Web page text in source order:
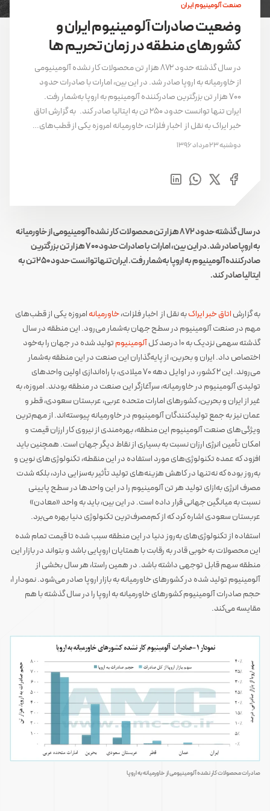
صنعت آلومینیوم ایران
وضعیت صادرات آلومینیوم ایران و
کشورهای منطقه در زمان تحریم ها
در سال گذشته حدود ۸۷۲ هزار تن محصولات کار نشده آلومینیومی
از خاورمیانه به اروپا صادر شد. در این بین، امارات با صادرات حدود
۷۰۰ هزار تن بزرگترین صادرکننده آلومینیوم به اروپا به‌شمار رفت.
ایران تنها توانست حدود ۲۵۰ تن به ایتالیا صادر کند. به گزارش اتاق
خبر ایراک به نقل از اخبار فلزات، خاورمیانه امروزه یکی از قطب‌های…
دوشنبه 23 مرداد 1396
در سال گذشته حدود ۸۷۲ هزار تن محصولات کار نشده آلومینیومی از خاورمیانه
به اروپا صادر شد. در این بین، امارات با صادرات حدود ۷۰۰ هزار تن بزرگترین
صادرکننده آلومینیوم به اروپا به‌شمار رفت. ایران تنها توانست حدود ۲۵۰ تن به
ایتالیا صادر کند.
به گزارشاتاق خبر ایراکبه نقل از اخبار فلزات،خاورمیانهامروزه یکی از قطب‌های
مهم در صنعت آلومینیوم در سطح جهان به‌شمار می‌رود. این منطقه در سال
گذشته سهمی نزدیک به ۱۰ درصد کل
آلومینیومتولید شده در جهان را به‌خود
اختصاص داد. ایران و بحرین، از پایه‌گذاران این صنعت در این منطقه به‌شمار
می‌روند. این ۲ کشور، در اوایل دهه ۷۰ میلادی، با راه‌اندازی اولین واحدهای
تولیدی آلومینیوم در خاورمیانه، سرآغازگر این صنعت در منطقه بودند. امروزه، به
غیر از ایران و بحرین، کشورهای امارات متحده عربی، عربستان سعودی، قطر و
عمان نیز به جمع تولیدکنندگان آلومینیوم در خاورمیانه پیوسته‌اند. از مهم‌ترین
ویژگی‌های صنعت آلومینیوم این منطقه، بهره‌مندی از نیروی کار ارزان قیمت و
امکان تأمین انرژی ارزان نسبت به بسیاری از نقاط دیگر جهان است. همچنین باید
افزود که عمده تکنولوژی‌های مورد استفاده در این منقطه، تکنولوژی‌های نوین و
به‌روز بوده که نه‌تنها در کاهش هزینه‌های تولید تأثیر به‌سزایی دارد، بلکه شدت
مصرف انرژی به‌ازای تولید هر تن آلومینیوم را در این واحدها در سطح پایینی
نسبت به میانگین جهانی قرار داده است. در این بین، باید به واحد «معادن»
عربستان سعودی اشاره کرد که از کم‌مصرف‌ترین تکنولوژی دنیا بهره می‌برد.
استفاده از تکنولوژی‌های به‌روز دنیا در این منطقه سبب شده تا قیمت تمام شده
این محصولات به خوبی قادر به رقابت با همتایان اروپایی باشد و بتواند در بازار این
منطقه سهم قابل توجهی داشته باشد. در همین راستا، هر سال بخشی از
آلومینیوم تولید شده در کشورهای خاورمیانه به بازار اروپا صادر می‌شود. نمودار ۱،
حجم صادرات آلومینیوم کشورهای خاورمیانه به اروپا را در سال گذشته با هم
مقایسه می‌کند.
صادرات محصولات کار نشده آلومینیومی از خاورمیانه به اروپا